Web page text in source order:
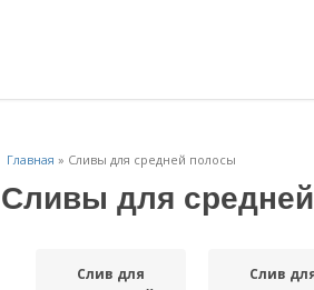
Главная » Сливы для средней полосы
Сливы для
Слив для
Слив